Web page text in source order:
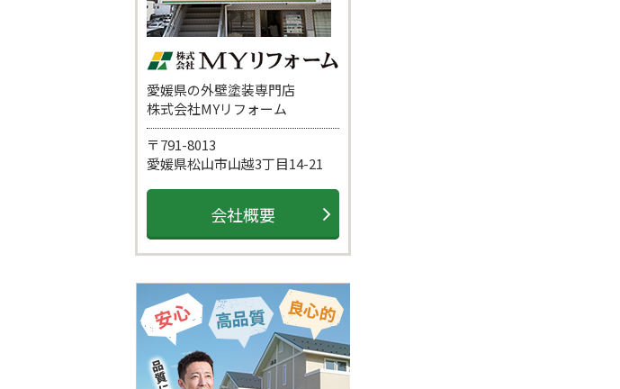
愛媛県の外壁塗装専門店
株式会社MYリフォーム
〒791-8013
愛媛県松山市山越3丁目14-21
会社概要